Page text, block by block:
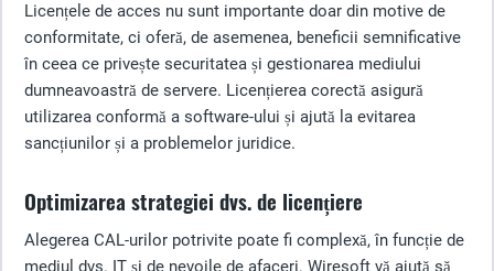
Licențele de acces nu sunt importante doar din motive de
conformitate, ci oferă, de asemenea, beneficii semnificative
în ceea ce privește securitatea și gestionarea mediului
dumneavoastră de servere. Licențierea corectă asigură
utilizarea conformă a software-ului și ajută la evitarea
sancțiunilor și a problemelor juridice.
Optimizarea strategiei dvs. de licențiere
Alegerea CAL-urilor potrivite poate fi complexă, în funcție de
mediul dvs. IT și de nevoile de afaceri. Wiresoft vă ajută să